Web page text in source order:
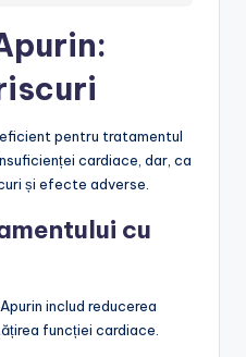
pentru tratamentul
cardiace, dar, ca
și efecte adverse.
cu
includ reducerea
funcției cardiace.